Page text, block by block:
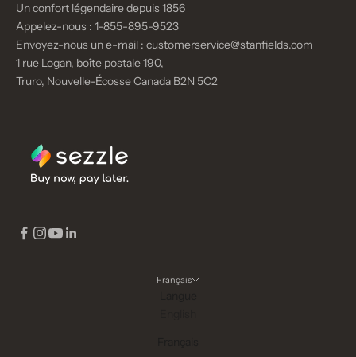
Un confort légendaire depuis 1856
Appelez-nous : 1-855-895-9523
Envoyez-nous un e-mail : customerservice@stanfields.com
1 rue Logan, boîte postale 190,
Truro, Nouvelle-Écosse Canada B2N 5C2
Français